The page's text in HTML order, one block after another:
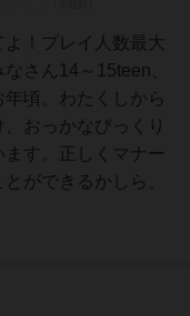
！プレイ人数最大
さん14～15teen、
頃。わたくしから
おっかなびっくり
す。正しくマナー
ができるかしら、